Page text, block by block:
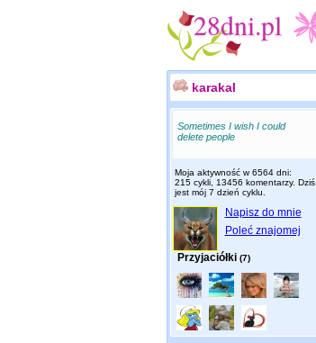
karakal
Sometimes I wish I could
delete people
Moja aktywność w 6564 dni:
215 cykli, 13456 komentarzy. Dziś
jest mój 7 dzień cyklu.
Napisz do mnie
Poleć znajomej
Przyjaciółki (7)